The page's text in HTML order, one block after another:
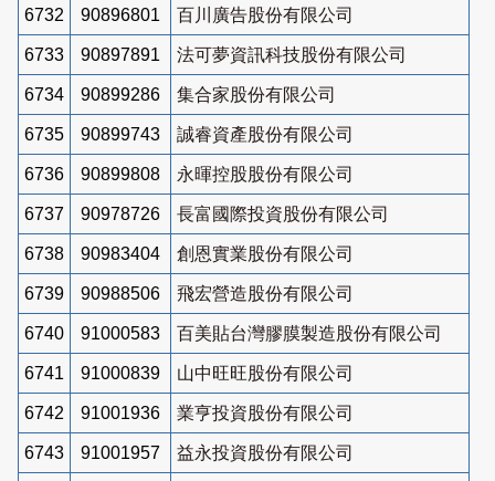
6732 90896801 百川廣告股份有限公司
6733 90897891 法可夢資訊科技股份有限公司
6734 90899286 集合家股份有限公司
6735 90899743 誠睿資產股份有限公司
6736 90899808 永暉控股股份有限公司
6737 90978726 長富國際投資股份有限公司
6738 90983404 創恩實業股份有限公司
6739 90988506 飛宏營造股份有限公司
6740 91000583 百美貼台灣膠膜製造股份有限公司
6741 91000839 山中旺旺股份有限公司
6742 91001936 業亨投資股份有限公司
6743 91001957 益永投資股份有限公司